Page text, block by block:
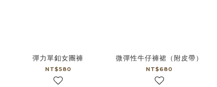
彈力單釦女團褲
NT$580
微彈性牛仔褲裙（附皮帶）
NT$680